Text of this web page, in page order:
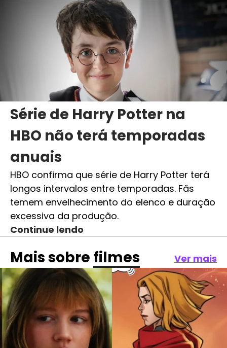
Série de Harry Potter na
HBO não terá temporadas
anuais
HBO confirma que série de Harry Potter terá
longos intervalos entre temporadas. Fãs
temem envelhecimento do elenco e duração
excessiva da produção.
Continue lendo
Mais sobre filmes Ver mais